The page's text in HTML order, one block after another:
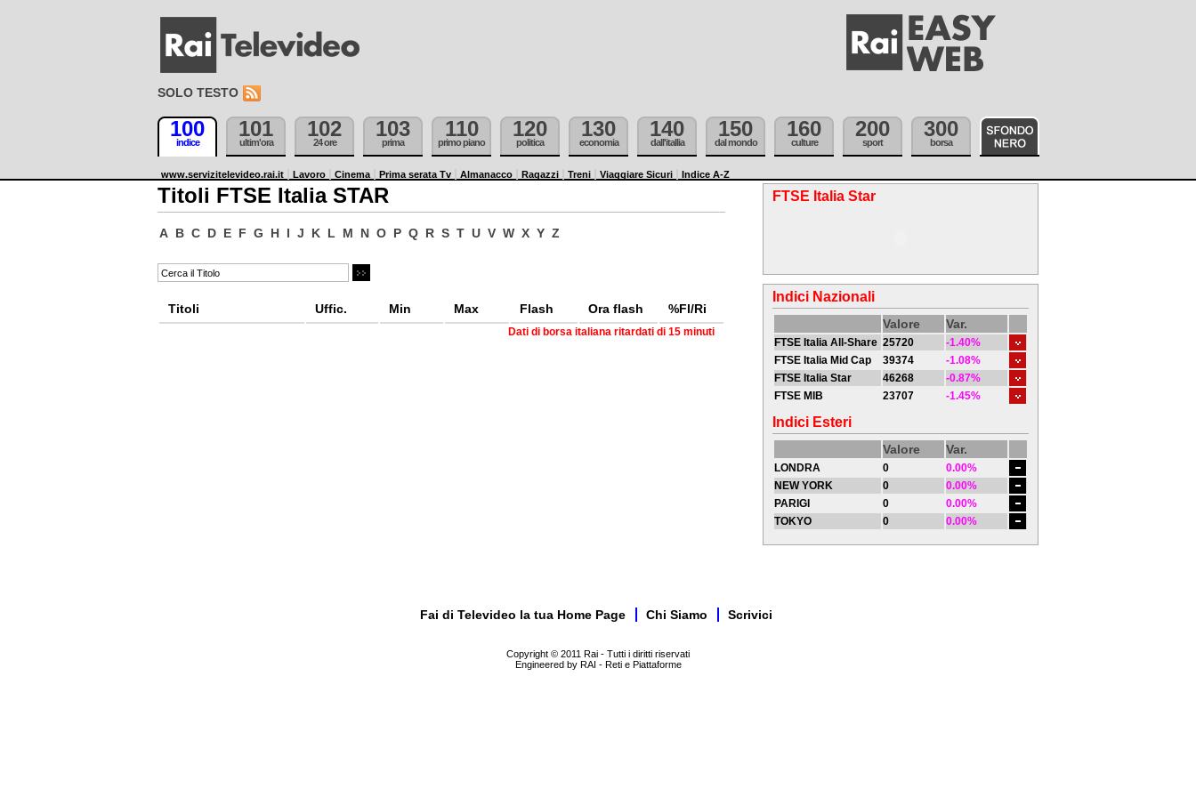
SOLO TESTO
100
indice
101
ultim'ora
102
24 ore
103
prima
110
primo piano
120
politica
130
economia
140
dall'itallia
150
dal mondo
160
culture
200
sport
300
borsa
www.servizitelevideo.rai.it Lavoro Cinema Prima serata Tv Almanacco Ragazzi Treni Viaggiare Sicuri Indice A-Z
Titoli FTSE Italia STAR
A B C D E F G H I J K L M N O P Q R S T U V W X Y Z
Titoli Uffic. Min Max Flash Ora flash %Fl/Ri
Dati di borsa italiana ritardati di 15 minuti
FTSE Italia Star
Indici Nazionali
Valore Var.
FTSE Italia All-Share 25720
-1.40%
FTSE Italia Mid Cap
39374
-1.08%
FTSE Italia Star
46268
-0.87%
FTSE MIB
23707 -1.45%
Indici Esteri
Valore Var.
LONDRA 0
0.00%
NEW YORK
0
0.00%
PARIGI
0
0.00%
TOKYO
0 0.00%
Fai di Televideo la tua Home Page Chi Siamo Scrivici
Copyright © 2011 Rai - Tutti i diritti riservati
Engineered by RAI - Reti e Piattaforme